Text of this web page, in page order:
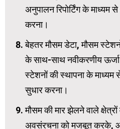
अनुपालन रिपोर्टिंग के माध्यम
करना।
बेहतर मौसम डेटा, मौसम
के साथ-साथ नवीकरणीय
स्टेशनों की स्थापना के माध्यम
सुधार करना।
मौसम की मार झेलने वाले
अवसंरचना को मजबूत करके,